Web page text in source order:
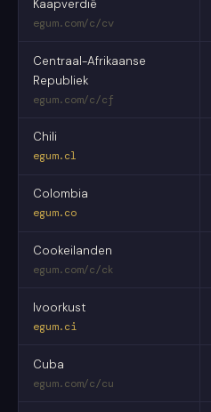
Kaapverdië
egum.com/c/cv
Centraal-Afrikaanse
Republiek
egum.com/c/cf
Chili
egum.cl
Colombia
egum.co
Cookeilanden
egum.com/c/ck
Ivoorkust
egum.ci
Cuba
egum.com/c/cu